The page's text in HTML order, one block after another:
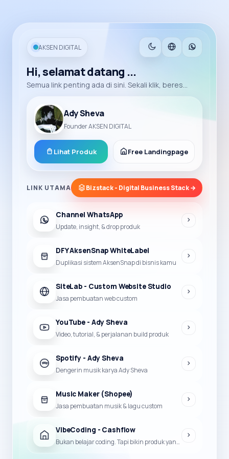
AKSEN DIGITAL
Hi, selamat datang ...
Semua link penting ada di sini. Sekali klik, beres...
Ady Sheva
Founder AKSEN DIGITAL
Lihat Produk Free Landingpage
LINK UTAMA Bizstack - Digital Business Stack →
Channel WhatsApp
Update, insight, & drop produk
DFY AksenSnap WhiteLabel
Duplikasi sistem AksenSnap di bisnis kamu
SiteLab - Custom Website Studio
Jasa pembuatan web custom
YouTube - Ady Sheva
Video, tutorial, & perjalanan build produk
Spotify - Ady Sheva
Dengerin musik karya Ady Sheva
Music Maker (Shopee)
Jasa pembuatan musik & lagu custom
VibeCoding - Cashflow
Bukan belajar coding. Tapi bikin produk yang bisa jadi duit